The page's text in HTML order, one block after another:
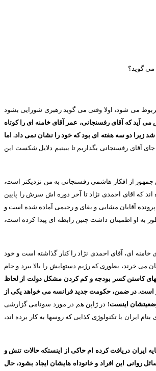
می گوید؟
می شود، اولا وقتی می گوید رهبری شورایی بشود
آید که آقای رفسنجانی، عمر آقای خامنه ای را کوتاه
زیرا دو سه هفته ای بود که خود را نشان نمی داد. اما
آقای رفسنجانی بگذاریم تا ببینیم دلایل شکست این
از افکار هاشمی رفسنجانی به من نزدیکتر است،
که اقای احمدی نژاد تا آخر دوره اش سرش را پایین
آقایان مشایی و بقای و رحیمی آماده شده است و
به او اطمینان داشت چنین رابطه ای پیدا کرده است،
ای، آقای احمدی نژاد را کنار گذاشته است و خود
خرند، بطوری که رژیم دستهایش را بالا ببرد و جام
کاستن کسر بودجه و کم کردن مشکل دولت از لحاظ
است. در ضمن، حکومت جدید فرانسه می خواهد یکی از
اینست! در ژاپن هم در مورد سونامی گزارشی
ایران با تکنولوژی کذایی که روسها به کار برده اند،
ایران دریافت کرده ام حاکی از اینستکه حالات تنش و
روانی این افراد و خانوداه هایشان ایجاد بشود، حال